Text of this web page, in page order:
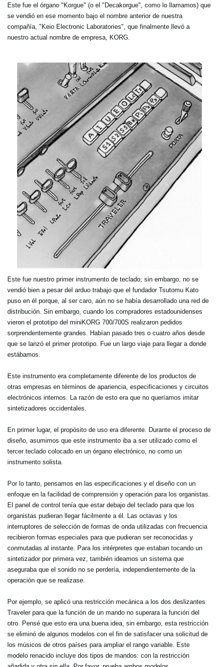
Este fue el órgano "Korgue" (o el "Decakorgue", como lo llamamos) que
se vendió en ese momento bajo el nombre anterior de nuestra
compañía, "Keio Electronic Laboratories", que finalmente llevó a
nuestro actual nombre de empresa, KORG.
Este fue nuestro primer instrumento de teclado; sin embargo, no se
vendió bien a pesar del arduo trabajo que el fundador Tsutomu Kato
puso en él porque, al ser caro, aún no se había desarrollado una red de
distribución. Sin embargo, cuando los compradores estadounidenses
vieron el prototipo del miniKORG 700/700S realizaron pedidos
sorprendentemente grandes. Habían pasado tres o cuatro años desde
que se lanzó el primer prototipo. Fue un largo viaje para llegar a donde
estábamos.
Este instrumento era completamente diferente de los productos de
otras empresas en términos de apariencia, especificaciones y circuitos
electrónicos internos. La razón de esto era que no queríamos imitar
sintetizadores occidentales.
En primer lugar, el propósito de uso era diferente. Durante el proceso de
diseño, asumimos que este instrumento iba a ser utilizado como el
tercer teclado colocado en un órgano electrónico, no como un
instrumento solista.
Por lo tanto, pensamos en las especificaciones y el diseño con un
enfoque en la facilidad de comprensión y operación para los organistas.
El panel de control tenía que estar debajo del teclado para que los
organistas pudieran llegar fácilmente a él. Las octavas y los
interruptores de selección de formas de onda utilizadas con frecuencia
recibieron formas especiales para que pudieran ser reconocidas y
conmutadas al instante. Para los intérpretes que estaban tocando un
sintetizador por primera vez, también ideamos un sistema que
aseguraba que el sonido no se perdería, independientemente de la
operación que se realizase.
Por ejemplo, se aplicó una restricción mecánica a los dos deslizantes
Traveler para que la función de un mando no superara la función del
otro. Pensé que esto era una buena idea, sin embargo, esta restricción
se eliminó de algunos modelos con el fin de satisfacer una solicitud de
los músicos de otros países para ampliar el rango variable. Este
modelo renacido incluye dos tipos de mandos: con la restricción